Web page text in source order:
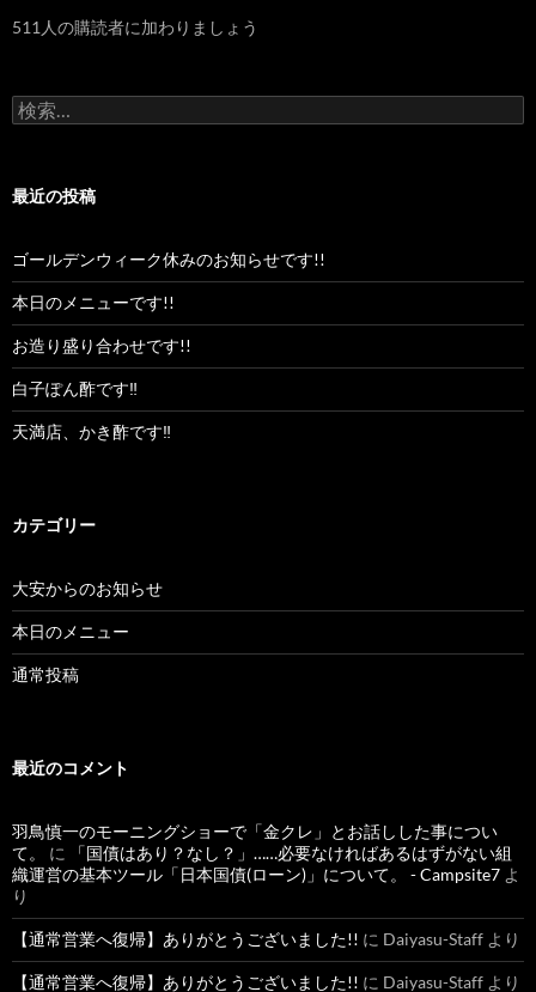
レ
511人の購読者に加わりましょう
検
索:
最近の投稿
ゴールデンウィーク休みのお知らせです!!
本日のメニューです!!
お造り盛り合わせです!!
白子ぽん酢です‼︎
天満店、かき酢です‼︎
カテゴリー
大安からのお知らせ
本日のメニュー
通常投稿
最近のコメント
羽鳥慎一のモーニングショーで「金クレ」とお話しした事につい
て。
に
「国債はあり？なし？」……必要なければあるはずがない組
織運営の基本ツール「日本国債(ローン)」について。 - Campsite7 よ
り
【通常営業へ復帰】ありがとうございました!! に Daiyasu-Staff より
【通常営業へ復帰】ありがとうございました!! に Daiyasu-Staff より